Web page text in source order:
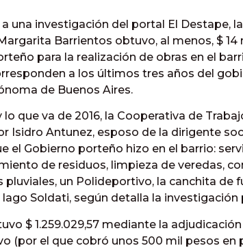
a una investigación del portal El Destape,
Barrientos obtuvo, al menos, $
para la realización de obras en el
a los últimos tres años del
de Buenos Aires.
lo que va de 2016, la Cooperativa de
Isidro Antunez, esposo de la dirigente
el Gobierno porteño hizo en el barrio:
de residuos, limpieza de veredas,
pluviales, un Polideportivo, la canchita de
Soldati, según detalla la investigación
$ 1.259.029,57 mediante la
(por el que cobró unos 500 mil pesos en